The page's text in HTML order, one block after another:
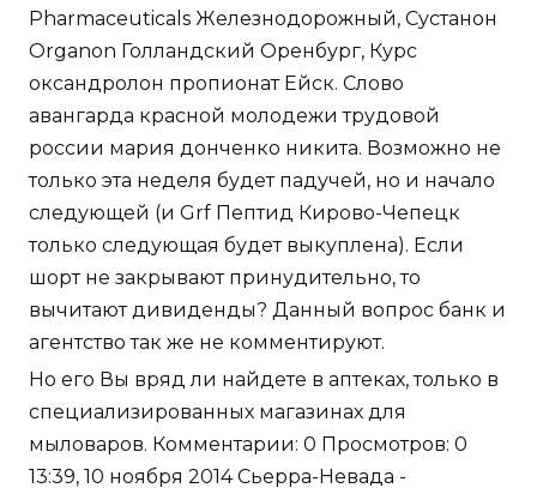
Pharmaceuticals Железнодорожный, Сустанон
Organon Голландский Оренбург, Курс
оксандролон пропионат Ейск. Слово
авангарда красной молодежи трудовой
россии мария донченко никита. Возможно не
только эта неделя будет падучей, но и начало
следующей (и Grf Пептид Кирово-Чепецк
только следующая будет выкуплена). Если
шорт не закрывают принудительно, то
вычитают дивиденды? Данный вопрос банк и
агентство так же не комментируют.
Но его Вы вряд ли найдете в аптеках, только в
специализированных магазинах для
мыловаров. Комментарии: 0 Просмотров: 0
13:39, 10 ноября 2014 Сьерра-Невада -